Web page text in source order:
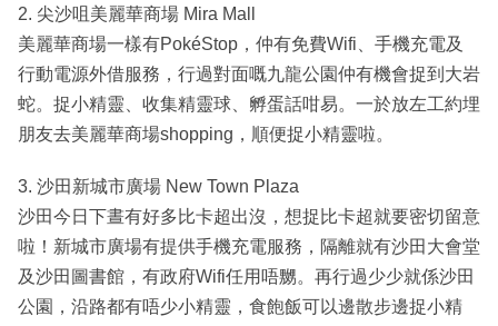
2. 尖沙咀美麗華商場 Mira Mall
美麗華商場一樣有PokéStop，仲有免費Wifi、手機充電及
行動電源外借服務，行過對面嘅九龍公園仲有機會捉到大岩
蛇。捉小精靈、收集精靈球、孵蛋話咁易。一於放左工約埋
朋友去美麗華商場shopping，順便捉小精靈啦。
3. 沙田新城市廣場 New Town Plaza
沙田今日下晝有好多比卡超出沒，想捉比卡超就要密切留意
啦！新城市廣場有提供手機充電服務，隔離就有沙田大會堂
及沙田圖書館，有政府Wifi任用唔嬲。再行過少少就係沙田
公園，沿路都有唔少小精靈，食飽飯可以邊散步邊捉小精